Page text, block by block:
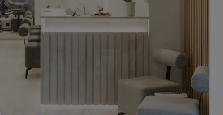
Κλειστό
βρίσκεται στο κέντρο της
μανικιούρ, πεντικιούρ και